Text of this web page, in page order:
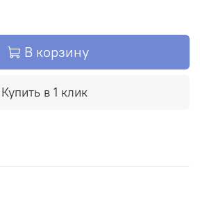
В корзину
Купить в 1 клик